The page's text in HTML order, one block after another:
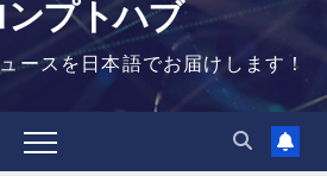
プトハブ
ースを日本語でお届けします！